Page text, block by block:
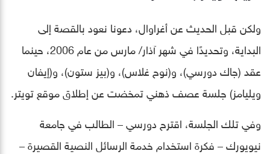
ولكن قبل الحديث عن أغراوال، دعونا نعود بالقصة إلى
البداية، وتحديدًا في شهر آذار/ مارس من عام 2006، حينما
عقد (جاك دورسي)، و(نوح غلاس)، و(بيز ستون)، و(إيفان
ويليامز) جلسة عصف ذهني تمخضت عن إطلاق موقع تويتر.
وفي تلك الجلسة، اقترح دورسي – الطالب في جامعة
نيويورك – فكرة استخدام خدمة الرسائل النصية القصيرة –